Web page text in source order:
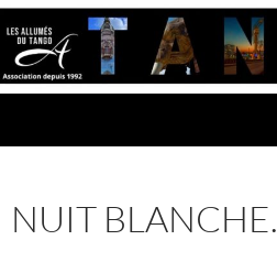
Aller
au
contenu
NUIT BLANCHE.